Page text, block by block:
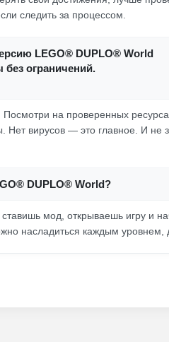
следить за процессом.
LEGO® DUPLO® World
ограничений.
на проверенных
вирусов — это главное. И не
DUPLO® World?
мод, открываешь игру и
насладиться каждым уровнем,